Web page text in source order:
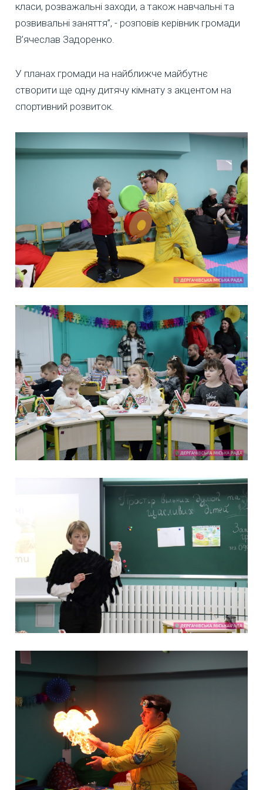
класи, розважальні заходи, а також навчальні та
розвивальні заняття”, - розповів керівник громади
В’ячеслав Задоренко.
У планах громади на найближче майбутнє
створити ще одну дитячу кімнату з акцентом на
спортивний розвиток.